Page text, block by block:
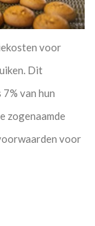
voor
Dit
van hun
zogenaamde
voor